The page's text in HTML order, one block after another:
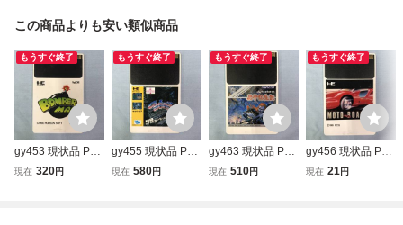
この商品よりも安い類似商品
もうすぐ終了
gy453 現状品 PC
エンジン HuCAR
現在 320円
もうすぐ終了
gy455 現状品 PC
エンジン HuCAR
現在 580円
もうすぐ終了
gy463 現状品 PC
エンジン HuCAR
現在 510円
もうすぐ終了
gy456 現状品 PC
エンジン HuCAR
現在 21円